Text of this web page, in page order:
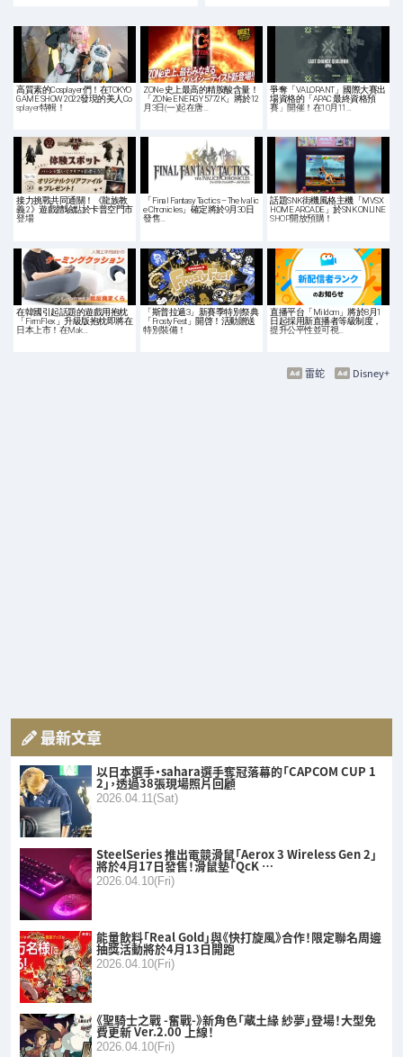
高質素的Cosplayer們！在TOKYO
GAME SHOW 2022發現的美人Co
splayer特輯！
ZONe 史上最高的精胺酸含量！
「ZONe ENERGY 5772K」將於12
月3日(一)起在唐…
爭奪「VALORANT」國際大賽出
場資格的「APAC 最終資格預
賽」開催！在10月11…
接力挑戰共同通關！《龍族教
義 2》遊戲體驗點於卡普空門市
登場
「Final Fantasy Tactics – The Ivalic
e Chronicles」確定將於9月30日
發售…
話題SNK街機風格主機「MVSX
HOME ARCADE」於SNK ONLINE
SHOP開放預購！
在韓國引起話題的遊戲用抱枕
「FirmFlex」升級版抱枕即將在
日本上市！在Mak…
「斯普拉遁3」新賽季特別祭典
「FrostyFest」開啓！活動贈送
特別裝備！
直播平台「Mildom」將於8月1
日起採用新直播者等級制度，
提升公平性並可視…
Disney+
雷蛇
最新文章
以日本選手・sahara選手奪冠落幕的「CAPCOM CUP 1
2」，透過38張現場照片回顧
2026.04.11(Sat)
SteelSeries 推出電競滑鼠「Aerox 3 Wireless Gen 2」
將於4月17日發售！滑鼠墊「QcK …
2026.04.10(Fri)
能量飲料「Real Gold」與《快打旋風》合作！限定聯名周邊
抽獎活動將於4月13日開跑
2026.04.10(Fri)
《聖騎士之戰 -奮戰-》新角色「蔵土緣 紗夢」登場！大型免
費更新 Ver.2.00 上線！
2026.04.10(Fri)